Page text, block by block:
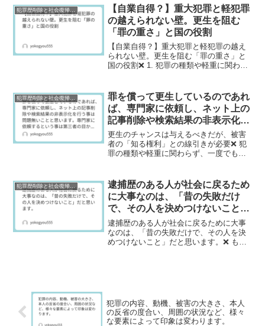
ます。数百円の万引きと、数億円の横領
を同列に扱うことはで...
【自業自得？】重大犯罪と軽犯罪
の越えられない壁。更生を阻む
「罪の重さ」と国の役割
【自業自得？】重大犯罪と軽犯罪の越え
られない壁。更生を阻む「罪の重さ」と
国の役割❌ 1. 犯罪の種類や軽重に関わら
で見られ続けるのが現実です。本人につ
いては「前科」とい...
犯罪歴削除と社会復帰研究
罪を償って更生しているのであれ
ば、専門家に依頼し、ネット上の
記事削除や検索結果の非表示化を
行う事は問題無いことと思いま
す。専門家に依頼するという事は
第三者の目からも明らかに削除や
っていることを立証してくれてい
ると思うからです。
更生のチャンスは与えるべきだが、被害
者の「知る権利」との線引きが必要❌ 犯
罪の種類や軽重に関わらず、一度でも
るのが現実です。このようなレッテル貼
りは、本人だけでなく、そ...
犯罪歴削除と社会復帰研究
逮捕歴のある人が社会に戻るため
に大事なのは、「昔の失敗だけ
で、その人を決めつけないこと」
だと思います。
逮捕歴のある人が社会に戻るために大事
なのは、「昔の失敗だけで、その人を決
めつけないこと」だと思います。❌ もし
犯罪の内容、動機、被害の大きさ、本人
の反省の度合い、周囲の状況など、様々
な要素によって印象は変わります。